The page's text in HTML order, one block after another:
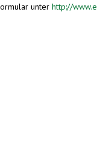
unter http://